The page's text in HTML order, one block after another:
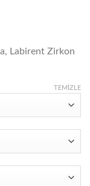
Labirent Zirkon
TEMIZLE